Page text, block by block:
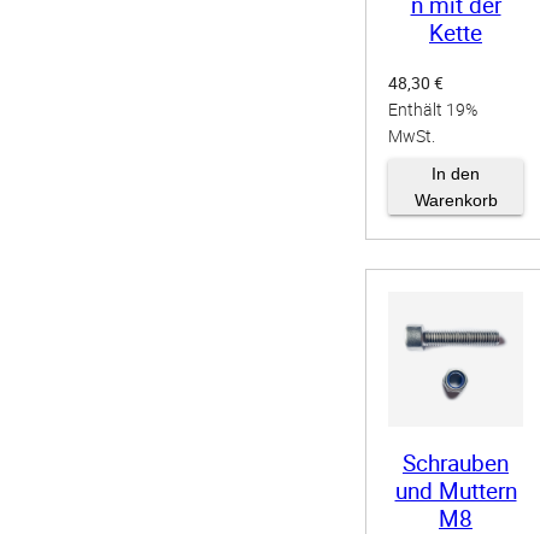
Kette
48,30 €
Enthält 19%
MwSt.
Versand
In den
Warenkorb
Schrauben
und Muttern
M8